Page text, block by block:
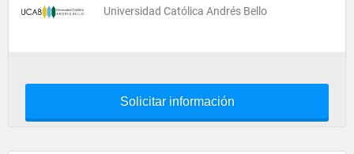
Universidad Católica Andrés Bello
Solicitar información